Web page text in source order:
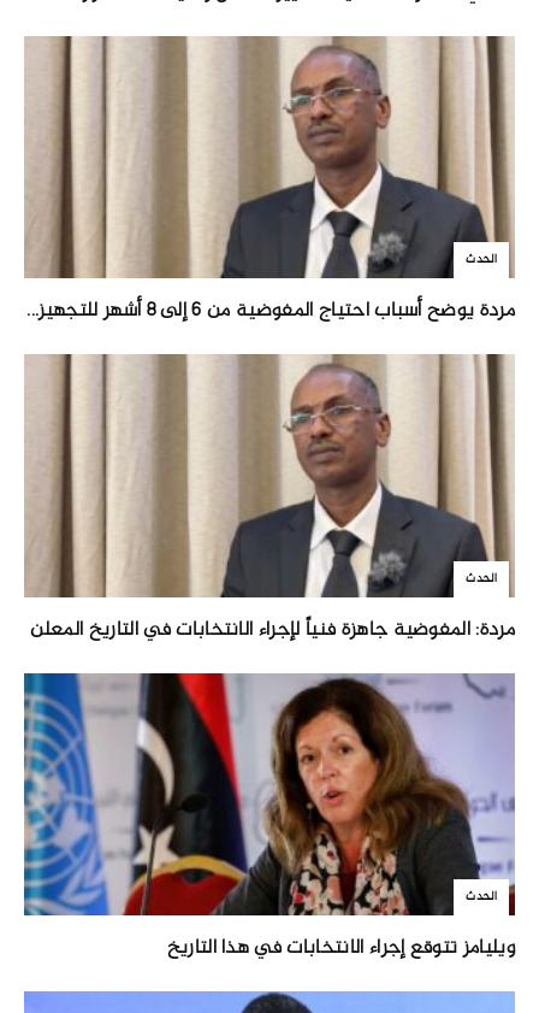
الحدث
مردة يوضح أسباب احتياج المفوضية من 6 إلى 8 أشهر للتجهيز...
الحدث
مردة: المفوضية جاهزة فنياً لإجراء الانتخابات في التاريخ المعلن
الحدث
ويليامز تتوقع إجراء الانتخابات في هذا التاريخ